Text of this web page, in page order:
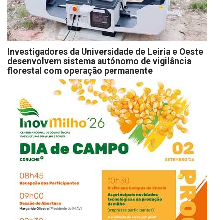
Investigadores da Universidade de Leiria e Oeste
desenvolvem sistema autónomo de vigilância
florestal com operação permanente